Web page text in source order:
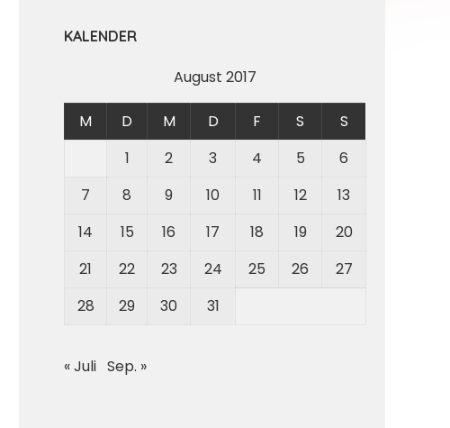
KALENDER
August 2017
M D M D F S
S
1
2 3 4 5
6
7
8 9 10 11 12
13
14
15 16 17 18 19
20
21
22 23 24 25 26
27
28
29 30 31
« Juli Sep. »